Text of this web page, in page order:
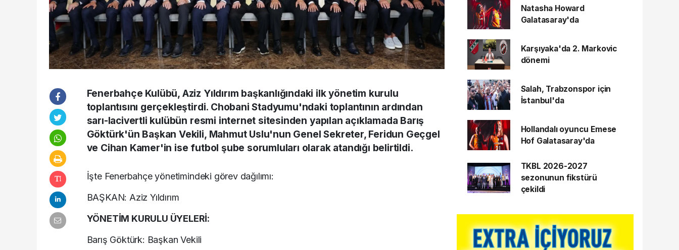
Fenerbahçe Kulübü, Aziz Yıldırım başkanlığındaki ilk yönetim kurulu
toplantısını gerçekleştirdi. Chobani Stadyumu'ndaki toplantının ardından
sarı-lacivertli kulübün resmi internet sitesinden yapılan açıklamada Barış
Göktürk'ün Başkan Vekili, Mahmut Uslu'nun Genel Sekreter, Feridun Geçgel
ve Cihan Kamer'in ise futbol şube sorumluları olarak atandığı belirtildi.
İşte Fenerbahçe yönetimindeki görev dağılımı:
BAŞKAN: Aziz Yıldırım
YÖNETİM KURULU ÜYELERİ:
Barış Göktürk: Başkan Vekili
Natasha Howard
Galatasaray'da
Karşıyaka'da 2. Markovic
dönemi
Salah, Trabzonspor için
İstanbul'da
Hollandalı oyuncu Emese
Hof Galatasaray'da
TKBL 2026-2027
sezonunun fikstürü
çekildi